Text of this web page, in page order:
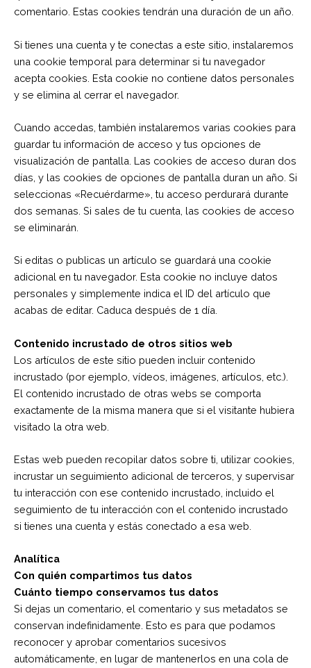
comentario. Estas cookies tendrán una duración de un año.
Si tienes una cuenta y te conectas a este sitio, instalaremos
una cookie temporal para determinar si tu navegador
acepta cookies. Esta cookie no contiene datos personales
y se elimina al cerrar el navegador.
Cuando accedas, también instalaremos varias cookies para
guardar tu información de acceso y tus opciones de
visualización de pantalla. Las cookies de acceso duran dos
días, y las cookies de opciones de pantalla duran un año. Si
seleccionas «Recuérdarme», tu acceso perdurará durante
dos semanas. Si sales de tu cuenta, las cookies de acceso
se eliminarán.
Si editas o publicas un artículo se guardará una cookie
adicional en tu navegador. Esta cookie no incluye datos
personales y simplemente indica el ID del artículo que
acabas de editar. Caduca después de 1 día.
Contenido incrustado de otros sitios web
Los artículos de este sitio pueden incluir contenido
incrustado (por ejemplo, vídeos, imágenes, artículos, etc.).
El contenido incrustado de otras webs se comporta
exactamente de la misma manera que si el visitante hubiera
visitado la otra web.
Estas web pueden recopilar datos sobre ti, utilizar cookies,
incrustar un seguimiento adicional de terceros, y supervisar
tu interacción con ese contenido incrustado, incluido el
seguimiento de tu interacción con el contenido incrustado
si tienes una cuenta y estás conectado a esa web.
Analítica
Con quién compartimos tus datos
Cuánto tiempo conservamos tus datos
Si dejas un comentario, el comentario y sus metadatos se
conservan indefinidamente. Esto es para que podamos
reconocer y aprobar comentarios sucesivos
automáticamente, en lugar de mantenerlos en una cola de